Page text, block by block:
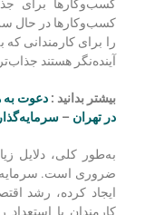
است که بارها در
خدمات نتیجه
کارکنان
از مزایای نهایی
کسب‌وکارها در حال
را برای کارمندانی
آینده‌نگر هستند جذاب‌تر